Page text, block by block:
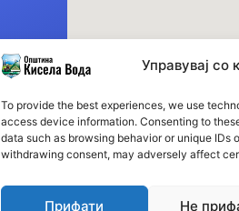
Управувај со
To provide the best experiences, we use
access device information. Consenting to
data such as browsing behavior or unique IDs
withdrawing consent, may adversely affect
Прифати Не